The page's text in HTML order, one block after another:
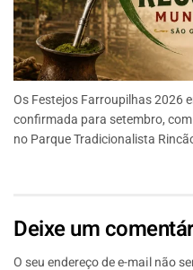
Os Festejos Farroupilhas 2026
confirmada para setembro,
no Parque Tradicionalista
Deixe um
O seu endereço de e-mail não